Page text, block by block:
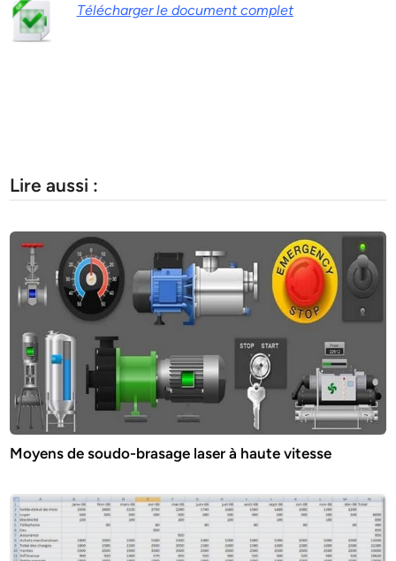
Télécharger le document complet
Lire aussi :
Moyens de soudo-brasage laser à haute vitesse